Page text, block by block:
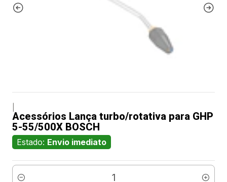
Acessórios Lança turbo/rotativa para GHP
5-55/500X BOSCH
Estado: Envio imediato